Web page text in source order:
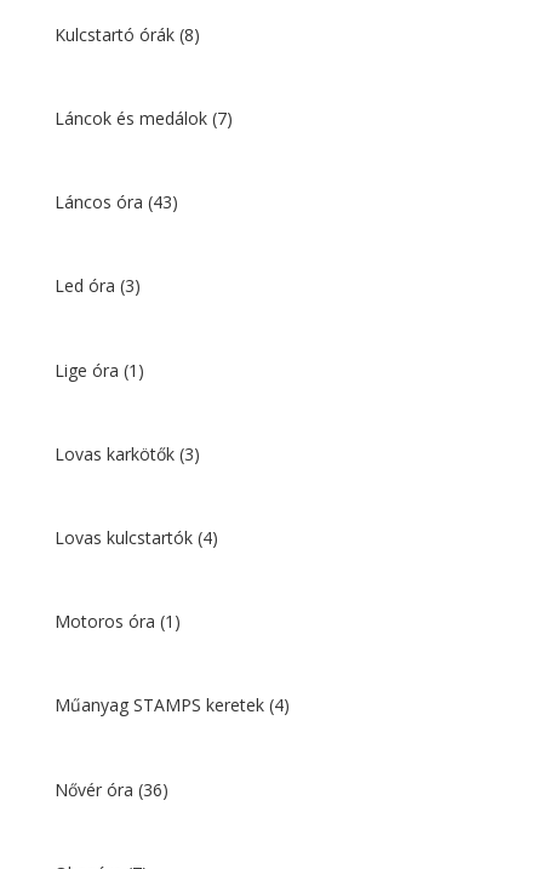
Kulcstartó órák (8)
Láncok és medálok (7)
Láncos óra (43)
Led óra (3)
Lige óra (1)
Lovas karkötők (3)
Lovas kulcstartók (4)
Motoros óra (1)
Műanyag STAMPS keretek (4)
Nővér óra (36)